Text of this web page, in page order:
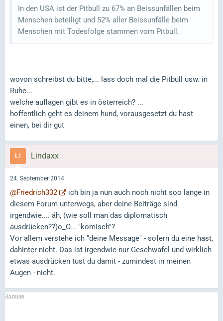
In den USA ist der Pitbull zu 67% an Beissunfällen beim
Menschen beteiligt und 52% aller Beissunfälle beim
Menschen mit Todesfolge stammen vom Pitbull.
wovon schreibst du bitte,... lass doch mal die Pitbull usw. in
Ruhe...
welche auflagen gibt es in österreich? ...
hoffentlich geht es deinem hund, vorausgesetzt du hast
einen, bei dir gut
Lindaxx
24. September 2014
@Friedrich332
ich bin ja nun auch noch nicht soo lange in
diesem Forum unterwegs, aber deine Beiträge sind
irgendwie.... äh, (wie soll man das diplomatisch
ausdrücken??)o_O... "komisch"?
Vor allem verstehe ich "deine Message" - sofern du eine hast,
dahinter nicht. Das ist irgendwie nur Geschwafel und wirklich
etwas ausdrücken tust du damit - zumindest in meinen
Augen - nicht.